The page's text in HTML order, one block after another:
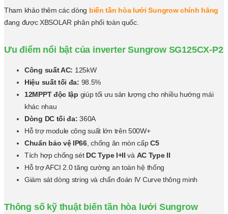
Tham khảo thêm các dòng biến tần hòa lưới Sungrow chính hãng
đang được XBSOLAR phân phối toàn quốc.
Ưu điểm nổi bật của inverter Sungrow SG125CX-P2
Công suất AC: 125kW
Hiệu suất tối đa: 98.5%
12MPPT độc lập giúp tối ưu sản lượng cho nhiều hướng mái
khác nhau
Dòng DC tối đa: 360A
Hỗ trợ module công suất lớn trên 500W+
Chuẩn bảo vệ IP66, chống ăn mòn cấpC5
Tích hợp chống sét DC Type I+II và AC Type II
Hỗ trợ AFCI 2.0 tăng cường an toàn hệ thống
Giám sát dòng string và chẩn đoán IV Curve thông minh
Thông số kỹ thuật biến tần hòa lưới Sungrow